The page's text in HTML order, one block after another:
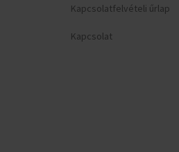
Kapcsolatfelvételi űrlap
Kapcsolat